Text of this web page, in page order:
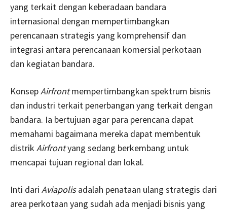
yang terkait dengan keberadaan bandara
internasional dengan mempertimbangkan
perencanaan strategis yang komprehensif dan
integrasi antara perencanaan komersial perkotaan
dan kegiatan bandara.
KonsepAirfrontmempertimbangkan spektrum bisnis
dan industri terkait penerbangan yang terkait dengan
bandara. Ia bertujuan agar para perencana dapat
memahami bagaimana mereka dapat membentuk
distrik Airfrontyang sedang berkembang untuk
mencapai tujuan regional dan lokal.
Inti dari Aviapolisadalah penataan ulang strategis dari
area perkotaan yang sudah ada menjadi bisnis yang